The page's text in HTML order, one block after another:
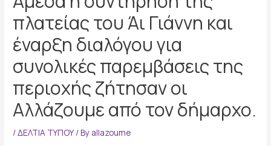
πλατείας του Άι Γιάννη και
έναρξη διαλόγου για
συνολικές παρεμβάσεις της
περιοχής ζήτησαν οι
Αλλάζουμε από τον δήμαρχο.
/ΔΕΛΤΙΑ ΤΥΠΟΥ / By allazoume